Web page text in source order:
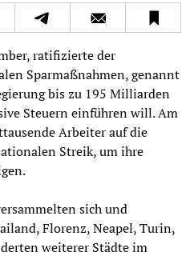
ratifizierte der
Sparmaßnahmen, genannt
bis zu 195 Milliarden
Steuern einführen will. Am
Arbeiter auf die
Streik, um ihre
sich und
Florenz, Neapel, Turin,
weiterer Städte im